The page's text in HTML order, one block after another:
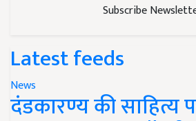
Subscribe
Latest feeds
News
दंडकारण्य की साहित्य